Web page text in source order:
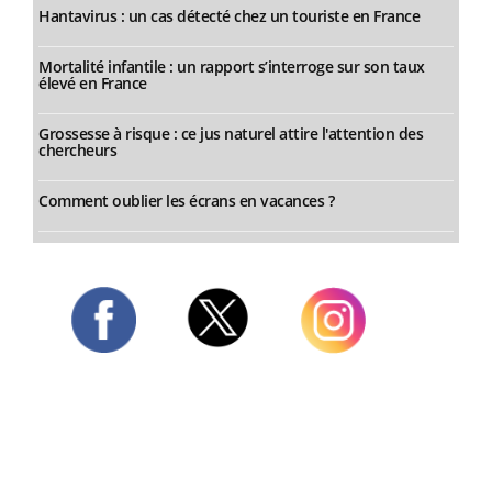
Hantavirus : un cas détecté chez un touriste en France
Mortalité infantile : un rapport s’interroge sur son taux
élevé en France
Grossesse à risque : ce jus naturel attire l'attention des
chercheurs
Comment oublier les écrans en vacances ?